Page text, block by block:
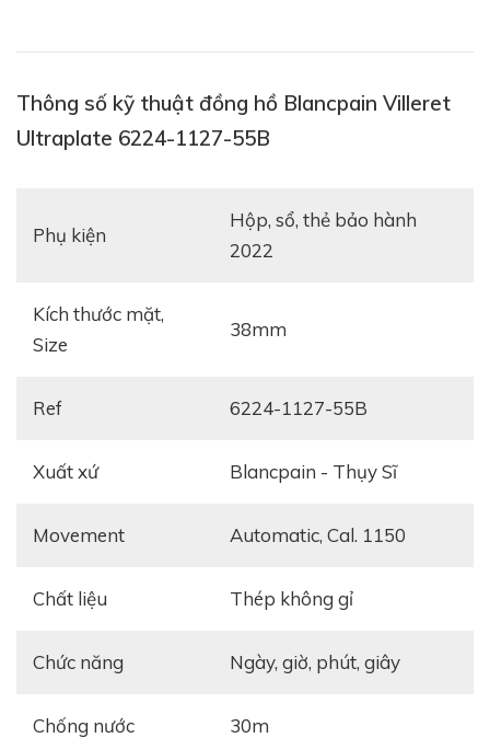
Thông số kỹ thuật đồng hồ Blancpain Villeret
Ultraplate 6224-1127-55B
Phụ kiện
hộp, sổ, thẻ bảo hành
2022
Kích thước mặt,
Size
38mm
Ref 6224-1127-55B
Xuất xứ Blancpain - Thụy Sĩ
Movement Automatic, Cal. 1150
Chất liệu Thép không gỉ
Chức năng ngày, giờ, phút, giây
Chống nước 30m